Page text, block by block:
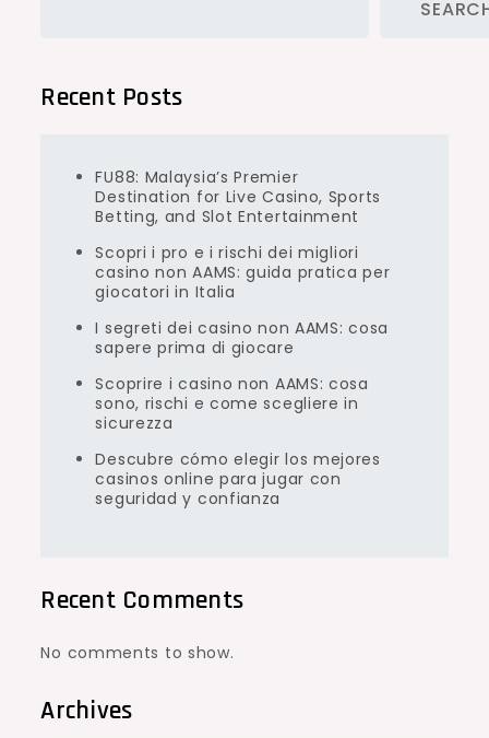
Recent Posts
FU88: Malaysia’s Premier
Destination for Live Casino, Sports
Betting, and Slot Entertainment
Scopri i pro e i rischi dei migliori
casino non AAMS: guida pratica per
giocatori in Italia
I segreti dei casino non AAMS: cosa
sapere prima di giocare
Scoprire i casino non AAMS: cosa
sono, rischi e come scegliere in
sicurezza
Descubre cómo elegir los mejores
casinos online para jugar con
seguridad y confianza
Recent Comments
No comments to show.
Archives